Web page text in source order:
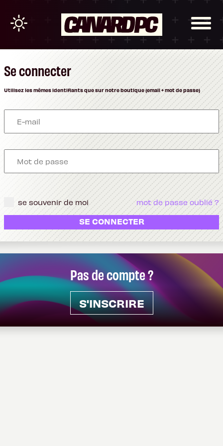
Pas de compte ?
S'INSCRIRE
Se connecter
Utilisez les mêmes identifiants que sur notre boutique (email + mot de passe)
se souvenir de moi mot de passe oublié ?
SE CONNECTER